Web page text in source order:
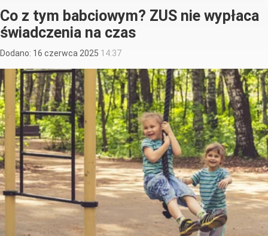
Co z tym babciowym? ZUS nie wypłaca
świadczenia na czas
Dodano: 16 czerwca 2025 14:37